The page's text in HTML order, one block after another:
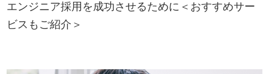
エンジニア採用を成功させるために＜おすすめサー
ビスもご紹介＞